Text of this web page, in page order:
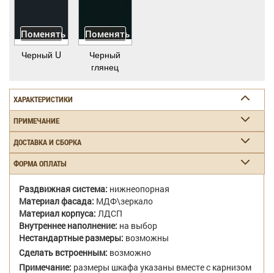
Поменять
Черный U
Поменять
Черный
глянец
ХАРАКТЕРИСТИКИ
ПРИМЕЧАНИЕ
ДОСТАВКА И СБОРКА
ФОРМА ОПЛАТЫ
Раздвижная система: нижнеопорная
Материал фасада: МДФ\зеркало
Материал корпуса: ЛДСП
Внутреннее наполнение: на выбор
Нестандартные размеры: возможны
Сделать встроенным: возможно
Примечание: размеры шкафа указаны вместе с карнизом